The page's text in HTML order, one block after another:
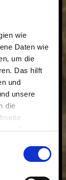
wie
Daten wie
um die
Das hilft
und
unsere
die
Daher